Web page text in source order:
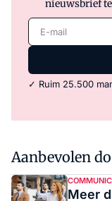
nieuwsbrief
E-mail
✓ Ruim 25.500
Aanbevolen
Meer